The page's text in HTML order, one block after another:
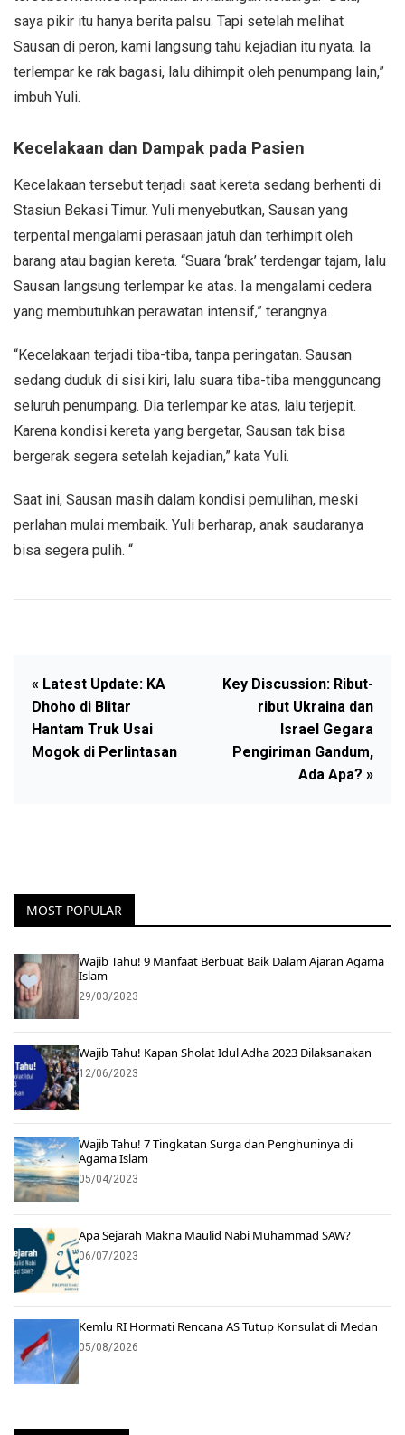
saya pikir itu hanya berita palsu. Tapi setelah melihat
Sausan di peron, kami langsung tahu kejadian itu nyata. Ia
terlempar ke rak bagasi, lalu dihimpit oleh penumpang lain,”
imbuh Yuli.
Kecelakaan dan Dampak pada Pasien
Kecelakaan tersebut terjadi saat kereta sedang berhenti di
Stasiun Bekasi Timur. Yuli menyebutkan, Sausan yang
terpental mengalami perasaan jatuh dan terhimpit oleh
barang atau bagian kereta. “Suara ‘brak’ terdengar tajam, lalu
Sausan langsung terlempar ke atas. Ia mengalami cedera
yang membutuhkan perawatan intensif,” terangnya.
“Kecelakaan terjadi tiba-tiba, tanpa peringatan. Sausan
sedang duduk di sisi kiri, lalu suara tiba-tiba mengguncang
seluruh penumpang. Dia terlempar ke atas, lalu terjepit.
Karena kondisi kereta yang bergetar, Sausan tak bisa
bergerak segera setelah kejadian,” kata Yuli.
Saat ini, Sausan masih dalam kondisi pemulihan, meski
perlahan mulai membaik. Yuli berharap, anak saudaranya
bisa segera pulih. “
« Latest Update: KA
Dhoho di Blitar
Hantam Truk Usai
Mogok di Perlintasan
Key Discussion: Ribut-
ribut Ukraina dan
Israel Gegara
Pengiriman Gandum,
Ada Apa? »
MOST POPULAR
Wajib Tahu! 9 Manfaat Berbuat Baik Dalam Ajaran Agama
Islam
29/03/2023
Wajib Tahu! Kapan Sholat Idul Adha 2023 Dilaksanakan
12/06/2023
Wajib Tahu! 7 Tingkatan Surga dan Penghuninya di
Agama Islam
05/04/2023
Apa Sejarah Makna Maulid Nabi Muhammad SAW?
06/07/2023
Kemlu RI Hormati Rencana AS Tutup Konsulat di Medan
05/08/2026